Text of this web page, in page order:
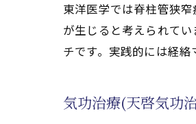
気功
痛みやしび
天啓気
東洋医学では脊柱管狭
が生じると考えられて
チです。実践的には経
気功治療(天啓気功